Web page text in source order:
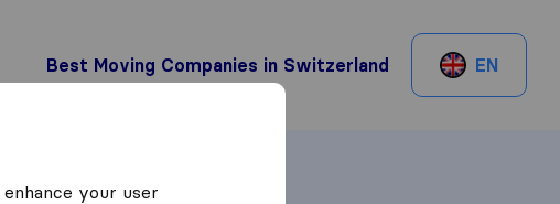
Best Moving Companies in Switzerland EN
your user